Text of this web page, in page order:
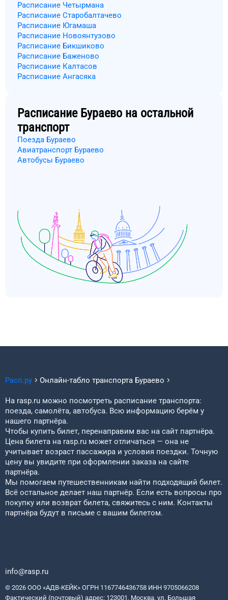
Расписание Четырмана
Расписание Старобалтачево
Расписание Югамаша
Расписание Новоянтузово
Расписание Бикшиково
Расписание Баженово
Расписание Калтасов
Расписание Ангасяка
Расписание Бураево на остальной
транспорт
Поезда Бураево
Авиатранспорт Бураево
Автобусы Бураево
Расп.ру Онлайн-табло транспорта Бураево
На rasp.ru можно посмотреть расписание транспорта:
поезда, самолёта, автобуса. Всю информацию берём у
нашего партнёра.
Чтобы купить билет, перенаправим вас на сайт партнёра.
Цена билета на rasp.ru может отличаться — она не
учитывает возраст пассажира и условия поездки. Точную
цену вы увидите при оформлении заказа на сайте
партнёра.
Мы помогаем путешественникам найти подходящий билет.
Всё остальное делает наш партнёр. Если есть вопросы про
покупку или возврат билета, свяжитесь с ним. Контакты
партнёра будут в письме с вашим билетом.
info@rasp.ru
© 2026 ООО «АДВ-КЕЙК» ОГРН 1167746436758 ИНН 9705066208
Фактический (почтовый) адрес: 123001, Москва, ул. Большая